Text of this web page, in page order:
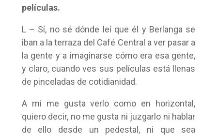
películas.
L – Sí, no sé dónde leí que él y Berlanga se
iban a la terraza del Café Central a ver pasar a
la gente y a imaginarse cómo era esa gente,
y claro, cuando ves sus películas está llenas
de pinceladas de cotidianidad.
A mi me gusta verlo como en horizontal,
quiero decir, no me gusta ni juzgarlo ni hablar
de ello desde un pedestal, ni que sea